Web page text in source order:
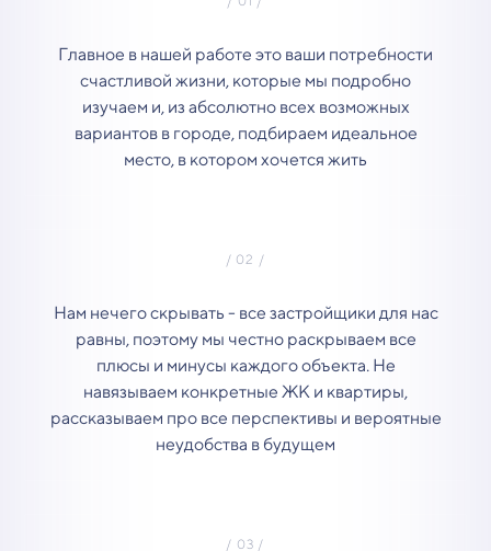
Главное в нашей работе это ваши потребности
счастливой жизни, которые мы подробно
изучаем и, из абсолютно всех возможных
вариантов в городе, подбираем идеальное
место, в котором хочется жить
Нам нечего скрывать - все застройщики для нас
равны, поэтому мы честно раскрываем все
плюсы и минусы каждого объекта. Не
навязываем конкретные ЖК и квартиры,
рассказываем про все перспективы и вероятные
неудобства в будущем